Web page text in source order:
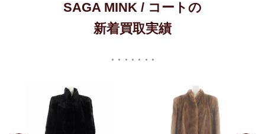
SAGA MINK / コートの
新着買取実績